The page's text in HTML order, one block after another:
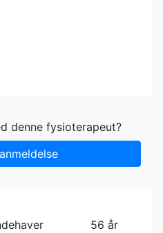
denne fysioterapeut?
56 år